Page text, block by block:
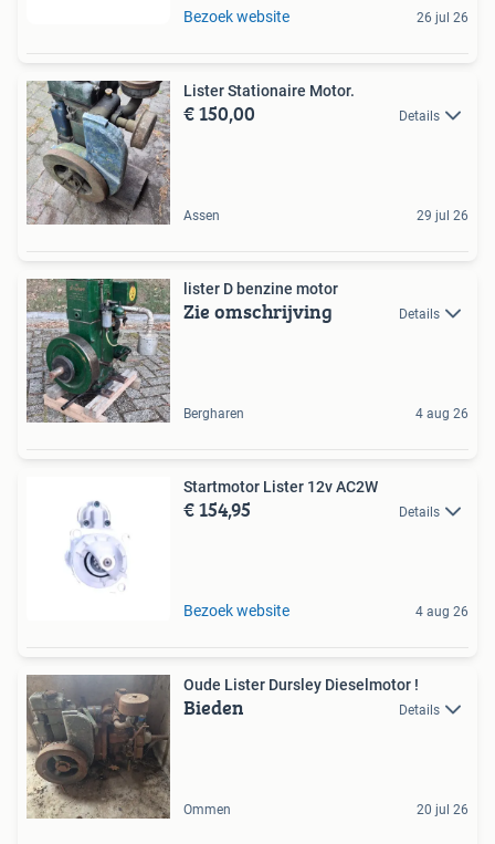
Bezoek website 26 jul 26
Lister Stationaire Motor.
€ 150,00 Details
Assen 29 jul 26
lister D benzine motor
Zie omschrijving Details
Bergharen 4 aug 26
Startmotor Lister 12v AC2W
€ 154,95 Details
Bezoek website 4 aug 26
Oude Lister Dursley Dieselmotor !
Bieden Details
Ommen 20 jul 26